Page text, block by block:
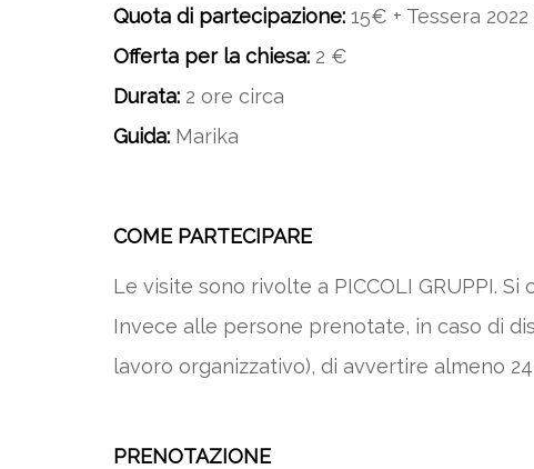
Quota di partecipazione: 15€ + Tessera
Offerta per la chiesa: 2 €
Durata: 2 ore circa
Guida: Marika
COME PARTECIPARE
Le visite sono rivolte a PICCOLI GRUPPI.
Invece alle persone prenotate, in caso di
lavoro organizzativo), di avvertire almeno
PRENOTAZIONE